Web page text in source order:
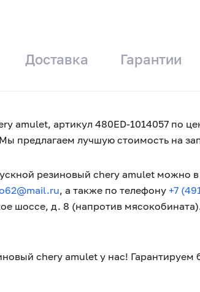
Доставка Гарантии
amulet, артикул 480ED-1014057 по
предлагаем лучшую стоимость на
резиновый chery amulet можно
, а также по телефону +7
шоссе, д. 8 (напротив
chery amulet у нас! Гарантируем